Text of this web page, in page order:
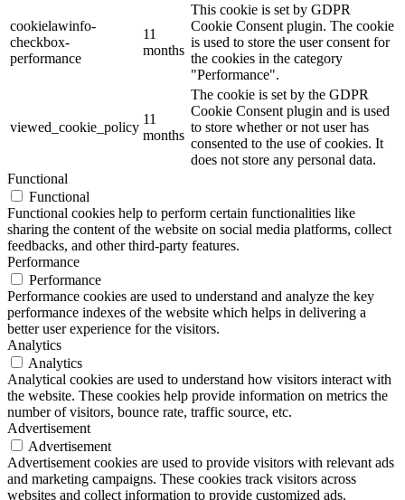
cookielawinfo-
checkbox-
performance
11
months
This cookie is set by GDPR
Cookie Consent plugin. The cookie
is used to store the user consent for
the cookies in the category
"Performance".
viewed_cookie_policy
11
months
The cookie is set by the GDPR
Cookie Consent plugin and is used
to store whether or not user has
consented to the use of cookies. It
does not store any personal data.
Functional
Functional
Functional cookies help to perform certain functionalities like
sharing the content of the website on social media platforms, collect
feedbacks, and other third-party features.
Performance
Performance
Performance cookies are used to understand and analyze the key
performance indexes of the website which helps in delivering a
better user experience for the visitors.
Analytics
Analytics
Analytical cookies are used to understand how visitors interact with
the website. These cookies help provide information on metrics the
number of visitors, bounce rate, traffic source, etc.
Advertisement
Advertisement
Advertisement cookies are used to provide visitors with relevant ads
and marketing campaigns. These cookies track visitors across
websites and collect information to provide customized ads.